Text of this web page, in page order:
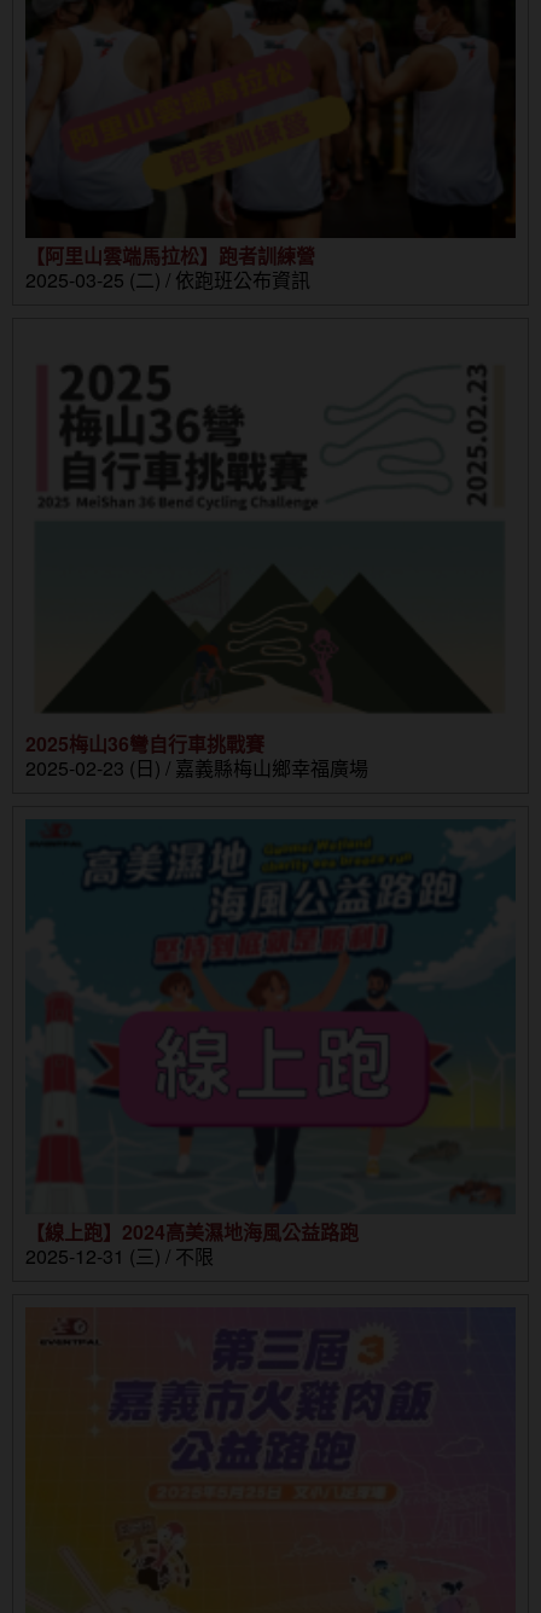
【阿里山雲端馬拉松】跑者訓練營
2025-03-25 (二) / 依跑班公布資訊
2025梅山36彎自行車挑戰賽
2025-02-23 (日) / 嘉義縣梅山鄉幸福廣場
【線上跑】2024高美濕地海風公益路跑
2025-12-31 (三) / 不限